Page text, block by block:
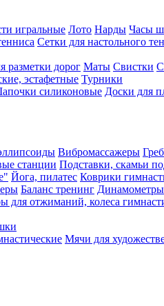
игральные Лото Нарды Часы
Сетки для настольного
разметки дорог Маты Свистки
эстафетные Турники
силиконовые Доски для
Вибромассажеры
станции Подставки, скамьи
Йога, пилатес Коврики
Баланс тренинг Динамометры
для отжиманий, колеса
Мячи для